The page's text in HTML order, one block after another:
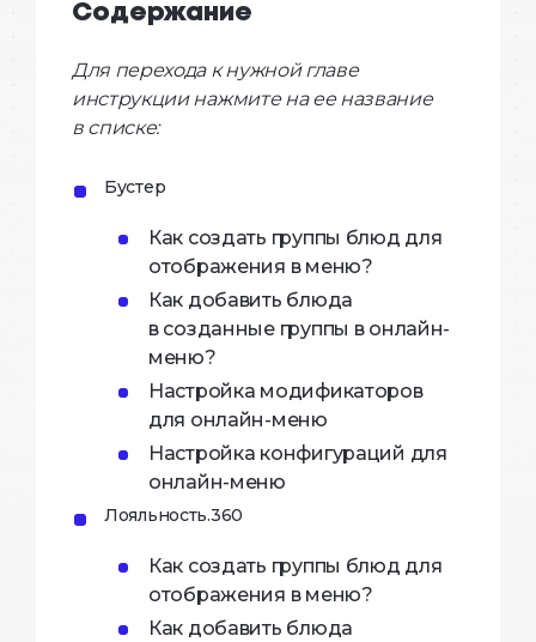
Содержание
Для перехода к нужной главе
инструкции нажмите на ее название
в списке:
Бустер
Как создать группы блюд для
отображения в меню?
Как добавить блюда
в созданные группы в онлайн-
меню?
Настройка модификаторов
для онлайн-меню
Настройка конфигураций для
онлайн-меню
Лояльность.360
Как создать группы блюд для
отображения в меню?
Как добавить блюда